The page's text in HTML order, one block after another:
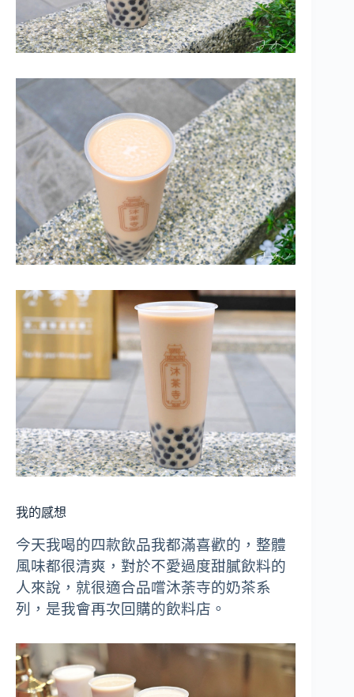
我的感想
今天我喝的四款飲品我都滿喜歡的，整體
風味都很清爽，對於不愛過度甜膩飲料的
人來說，就很適合品嚐沐荼寺的奶茶系
列，是我會再次回購的飲料店。